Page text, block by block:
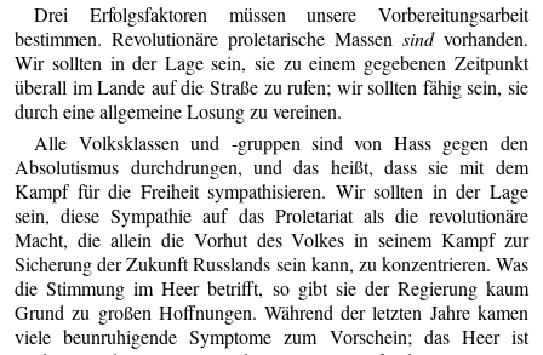
Drei Erfolgsfaktoren müssen unsere Vorbereitungsarbeit
bestimmen. Revolutionäre proletarische Massen sindvorhanden.
Wir sollten in der Lage sein, sie zu einem gegebenen Zeitpunkt
überall im Lande auf die Straße zu rufen; wir sollten fähig sein, sie
durch eine allgemeine Losung zu vereinen.
Alle Volksklassen und -gruppen sind von Hass gegen den
Absolutismus durchdrungen, und das heißt, dass sie mit dem
Kampf für die Freiheit sympathisieren. Wir sollten in der Lage
sein, diese Sympathie auf das Proletariat als die revolutionäre
Macht, die allein die Vorhut des Volkes in seinem Kampf zur
Sicherung der Zukunft Russlands sein kann, zu konzentrieren. Was
die Stimmung im Heer betrifft, so gibt sie der Regierung kaum
Grund zu großen Hoffnungen. Während der letzten Jahre kamen
viele beunruhigende Symptome zum Vorschein; das Heer ist